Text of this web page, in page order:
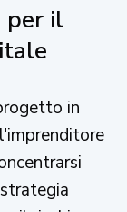
per il
in